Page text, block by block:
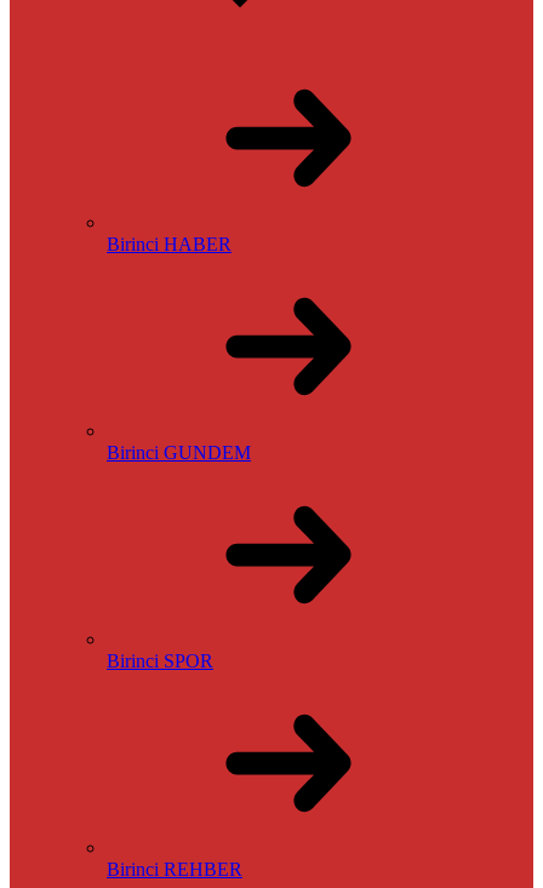
Birinci HABER
Birinci GUNDEM
Birinci SPOR
Birinci REHBER